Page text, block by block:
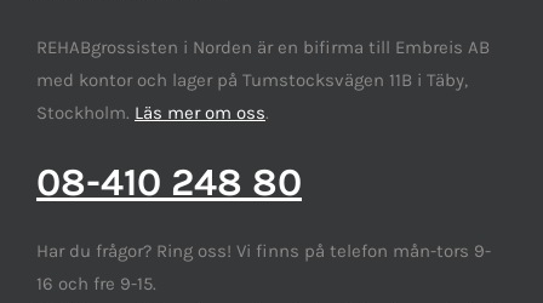
REHABgrossisten i Norden är en bifirma till Embreis AB
med kontor och lager på Tumstocksvägen 11B i Täby,
Stockholm. Läs mer om oss.
08-410 248 80
Har du frågor? Ring oss! Vi finns på telefon mån-tors 9-
16 och fre 9-15.